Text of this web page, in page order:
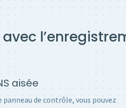
aisée
panneau de contrôle, vous pouvez